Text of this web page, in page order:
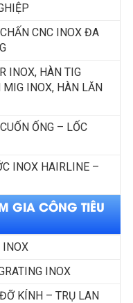
CNC INOX ĐA
INOX, HÀN TIG
MIG INOX, HÀN LĂN
ỐNG – LỐC
INOX HAIRLINE –
GIA CÔNG TIÊU
INOX
INOX
KÍNH – TRỤ LAN